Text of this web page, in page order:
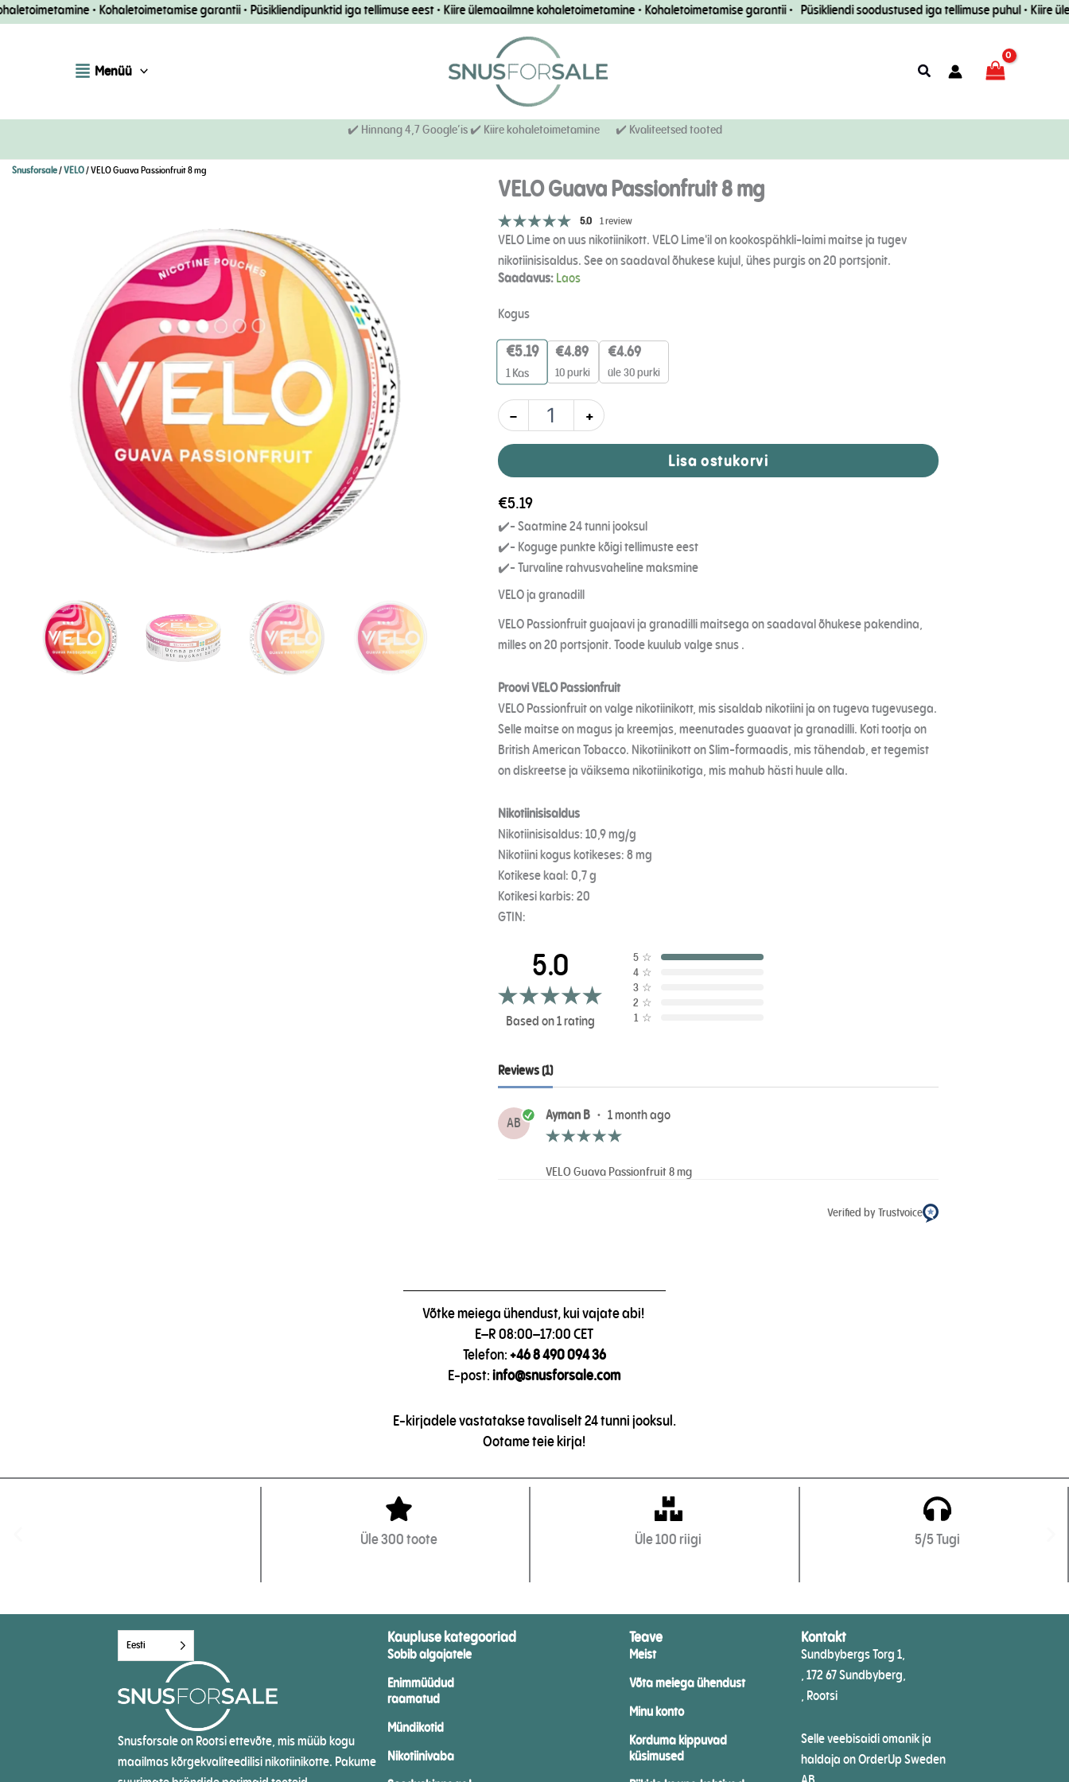
Mine
• Kohaletoimetamise garantii • Püsikliendipunktid iga tellimuse eest • Kiire ülemaailmne kohaletoimetamine • Kohaletoimetamise garantii • Püsikliendi soodustused iga tellimuse puhul • Kiire
Menüü Otsi
✔️ Hinnang 4,7 Google’is ✔️ Kiire kohaletoimetamine ✔️ Kvaliteetsed tooted
Snusforsale/VELO/ VELO Guava Passionfruit 8 mg
VELO Guava Passionfruit 8 mg
5.0 1 review
VELO Lime on uus nikotiinikott. VELO Lime'il on kookospähkli-laimi maitse ja tugev
nikotiinisisaldus. See on saadaval õhukese kujul, ühes purgis on 20 portsjonit.
Saadavus:Laos
Kogus
€5.19
1 Kas
€4.89
10 purki
€4.69
üle 30 purki
-
VELO
passionfruut
8
mg
kogus
+
Lisa ostukorvi
€5.19
✔️- Saatmine 24 tunni jooksul
✔️- Koguge punkte kõigi tellimuste eest
✔️- Turvaline rahvusvaheline maksmine
VELO ja granadill
VELO Passionfruit guajaavi ja granadilli maitsega on saadaval õhukese pakendina,
milles on 20 portsjonit. Toode kuulub valge snus .
Proovi VELO Passionfruit
VELO Passionfruit on valge nikotiinikott, mis sisaldab nikotiini ja on tugeva tugevusega.
Selle maitse on magus ja kreemjas, meenutades guaavat ja granadilli. Koti tootja on
British American Tobacco. Nikotiinikott on Slim-formaadis, mis tähendab, et tegemist
on diskreetse ja väiksema nikotiinikotiga, mis mahub hästi huule alla.
Nikotiinisisaldus
Nikotiinisisaldus: 10,9 mg/g
Nikotiini kogus kotikeses: 8 mg
Kotikese kaal: 0,7 g
Kotikesi karbis: 20
GTIN:
5.0
Based on 1 rating
5 ☆
4 ☆
3 ☆
2 ☆
1 ☆
Reviews (1)
AB Ayman B • 1 month ago
VELO Guava Passionfruit 8 mg
Verified by Trustvoice
Võtke meiega ühendust, kui vajate abi!
E–R 08:00–17:00 CET
Telefon:+46 8 490 094 36
E-post:info@snusforsale.com
E-kirjadele vastatakse tavaliselt 24 tunni jooksul.
Ootame teie kirja!
Üle 300 toote Üle 100 riigi 5/5 Tugi
Eesti
Snusforsale on Rootsi ettevõte, mis müüb kogu
maailmas kõrgekvaliteedilisi nikotiinikotte. Pakume
Kaupluse kategooriad
Sobib algajatele
Enimmüüdud
raamatud
Mündikotid
Nikotiinivaba
Teave
Meist
Võta meiega ühendust
Minu konto
Korduma kippuvad
küsimused
Kontakt
Sundbybergs Torg 1,
, 172 67 Sundbyberg,
, Rootsi
Selle veebisaidi omanik ja
haldaja on OrderUp Sweden